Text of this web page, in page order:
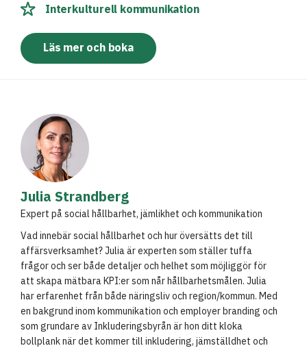
Interkulturell kommunikation
Läs mer och boka
Julia Strandberg
Expert på social hållbarhet, jämlikhet och kommunikation
Vad innebär social hållbarhet och hur översätts det till
affärsverksamhet? Julia är experten som ställer tuffa
frågor och ser både detaljer och helhet som möjliggör för
att skapa mätbara KPI:er som når hållbarhetsmålen. Julia
har erfarenhet från både näringsliv och region/kommun. Med
en bakgrund inom kommunikation och employer branding och
som grundare av Inkluderingsbyrån är hon ditt kloka
bollplank när det kommer till inkludering, jämställdhet och